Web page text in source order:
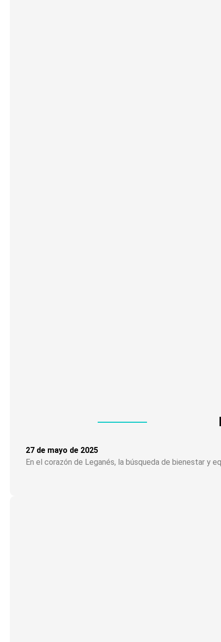
27 de mayo de 2025
En el corazón de Leganés, la búsqueda de bienestar y